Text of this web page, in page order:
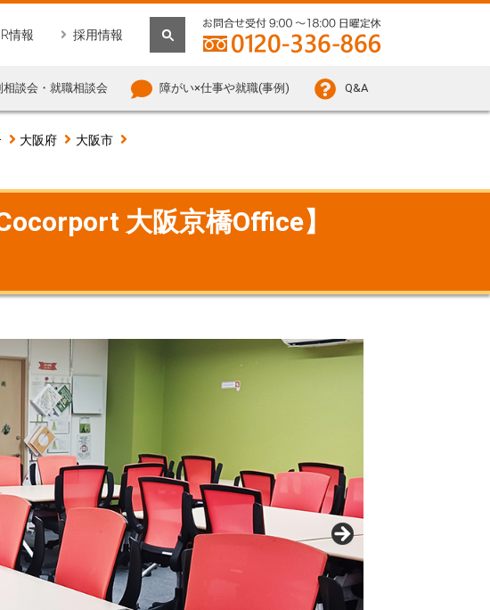
IR情報 採用情報
相談会・就職相談会 障がい×仕事や就職(事例) Q&A
大阪府
大阪市
大阪京橋Office】